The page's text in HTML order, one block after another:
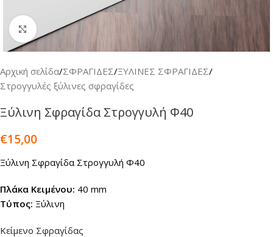
Κλικ για μεγέθυνση
Αρχική σελίδα/ΣΦΡΑΓΙΔΕΣ/ΞΥΛΙΝΕΣ ΣΦΡΑΓΙΔΕΣ/
Στρογγυλές ξύλινες σφραγίδες
Ξύλινη Σφραγίδα Στρογγυλή Φ40
€15,00
Ξύλινη Σφραγίδα Στρογγυλή Φ40
Πλάκα Κειμένου: 40 mm
Τύπος: Ξύλινη
Κείμενο Σφραγίδας